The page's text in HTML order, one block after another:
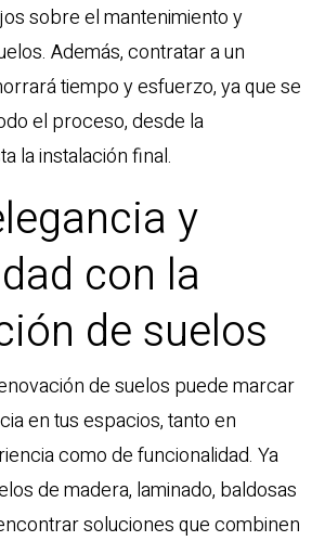
sobre el mantenimiento y
Además, contratar a un
tiempo y esfuerzo, ya que se
el proceso, desde la
la instalación final.
y
con la
de suelos
de suelos puede marcar
en tus espacios, tanto en
como de funcionalidad. Ya
de madera, laminado, baldosas
soluciones que combinen